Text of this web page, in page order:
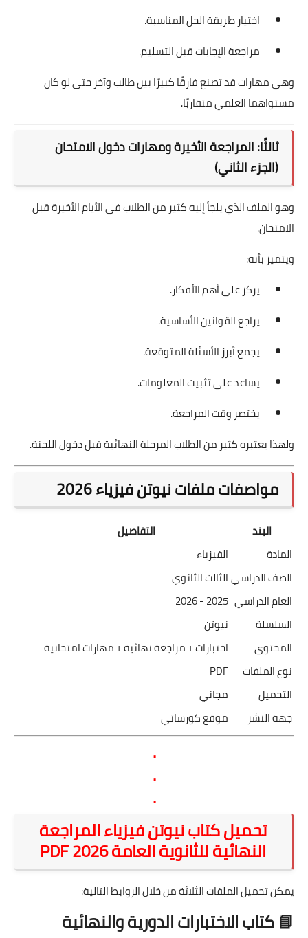
اختيار طريقة الحل المناسبة.
مراجعة الإجابات قبل التسليم.
وهي مهارات قد تصنع فارقًا كبيرًا بين طالب وآخر حتى لو كان
مستواهما العلمي متقاربًا.
ثالثًا: المراجعة الأخيرة ومهارات دخول الامتحان
(الجزء الثاني)
وهو الملف الذي يلجأ إليه كثير من الطلاب في الأيام الأخيرة قبل
الامتحان.
ويتميز بأنه:
يركز على أهم الأفكار.
يراجع القوانين الأساسية.
يجمع أبرز الأسئلة المتوقعة.
يساعد على تثبيت المعلومات.
يختصر وقت المراجعة.
ولهذا يعتبره كثير من الطلاب المرحلة النهائية قبل دخول اللجنة.
مواصفات ملفات نيوتن فيزياء 2026
البند
التفاصيل
المادة
الفيزياء
الصف الدراسيالثالث الثانوي
العام الدراسي 2025 - 2026
السلسلة
نيوتن
المحتوى
اختبارات + مراجعة نهائية + مهارات امتحانية
نوع الملفات
PDF
التحميل
مجاني
جهة النشر
موقع كورساتي
.
.
.
تحميل كتاب نيوتن فيزياء المراجعة
النهائية للثانوية العامة 2026 PDF
يمكن تحميل الملفات الثلاثة من خلال الروابط التالية:
📘 كتاب الاختبارات الدورية والنهائية